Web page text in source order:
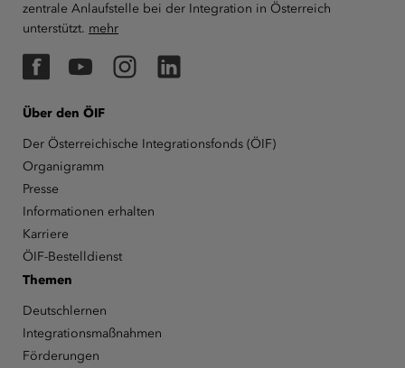
zentrale Anlaufstelle bei der Integration in Österreich
unterstützt. mehr
FacebookYouTubeInstagramLinkedIn
Über den ÖIF
Der Österreichische Integrationsfonds (ÖIF)
Organigramm
Presse
Informationen erhalten
Karriere
ÖIF-Bestelldienst
Themen
Deutschlernen
Integrationsmaßnahmen
Förderungen